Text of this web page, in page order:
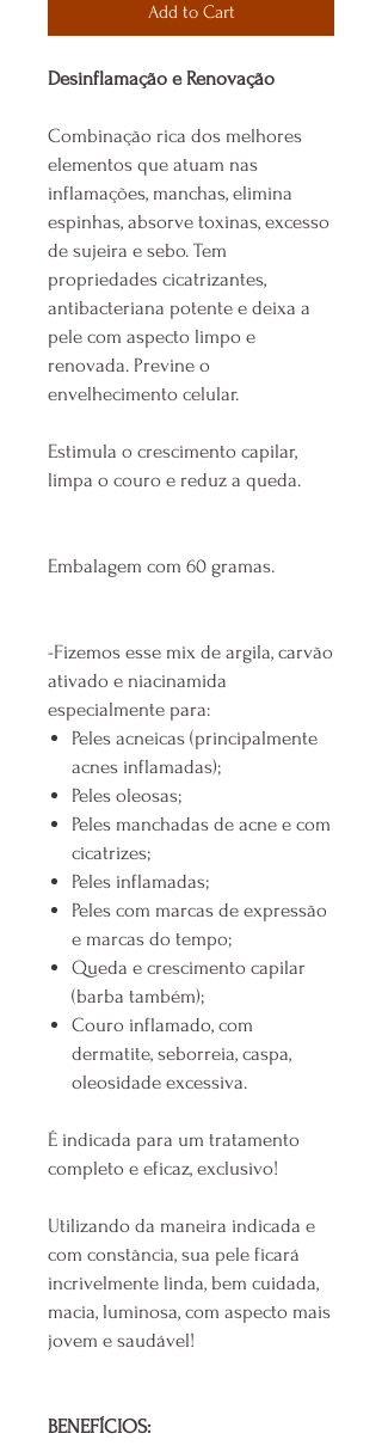
Add to Cart
Desinflamação e Renovação
Combinação rica dos melhores
elementos que atuam nas
inflamações, manchas, elimina
espinhas, absorve toxinas, excesso
de sujeira e sebo. Tem
propriedades cicatrizantes,
antibacteriana potente e deixa a
pele com aspecto limpo e
renovada. Previne o
envelhecimento celular.
Estimula o crescimento capilar,
limpa o couro e reduz a queda.
Embalagem com 60 gramas.
-Fizemos esse mix de argila, carvão
ativado e niacinamida
especialmente para:
Peles acneicas (principalmente
acnes inflamadas);
Peles oleosas;
Peles manchadas de acne e com
cicatrizes;
Peles inflamadas;
Peles com marcas de expressão
e marcas do tempo;
Queda e crescimento capilar
(barba também);
Couro inflamado, com
dermatite, seborreia, caspa,
oleosidade excessiva.
É indicada para um tratamento
completo e eficaz, exclusivo!
Utilizando da maneira indicada e
com constância, sua pele ficará
incrivelmente linda, bem cuidada,
macia, luminosa, com aspecto mais
jovem e saudável!
BENEFÍCIOS: